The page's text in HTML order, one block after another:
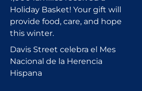
Holiday Basket! Your gift will
provide food, care, and hope
this winter.
Davis Street celebra el Mes
Nacional de la Herencia
Hispana